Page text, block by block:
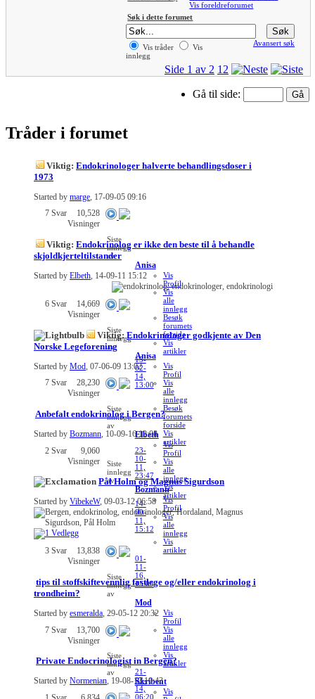
Vis foreldreforumet
Søk i dette forumet
Vis tråder
Vis
innlegg
Avansert søk
Side 1 av 2 1 2
Gå til side:
Tråder i forumet
Viktig: Endokrinologer halverte behandlingsdoser i
1973
Started by marge , 17-09-05 09:16
7 Svar
10,528
Visninger
Siste
innlegg
av
Anisa
Vis
Profil
Vis
alle
innlegg
Besøk
forumets
forside
Vis
artikler
15-
02-
14,
13:00
Viktig: Endokrinolog er ikke den beste til å behandle
skjoldkjerteltilstander
Started by Elbeth, 14-09-11 15:12
6 Svar
14,669
Visninger
Siste
innlegg
av
Anisa
Vis
Profil
Vis
alle
innlegg
Besøk
forumets
forside
Vis
artikler
23-
10-
11,
23:47
Viktig:Endokrinologer godkjente av Den
Norske Legeforening
Started by Mod , 07-06-09 13:02
7 Svar
28,230
Visninger
Siste
innlegg
av
Elbeth
Vis
Profil
Vis
alle
innlegg
Vis
artikler
14-
09-
11,
15:12
Anbefalt endokrinolog i Bergen?
Started by Bozmann, 10-09-16 12:08
2 Svar
9,060
Visninger
Siste
innlegg
av
Bozmann
Vis
Profil
Vis
alle
innlegg
Vis
artikler
01-
11-
16,
15:05
Pål Holm og Magnus Sigurdson
Started by VibekeW, 09-03-12 06:58
3 Svar
13,838
Visninger
Siste
innlegg
av
Mod
Vis
Profil
Vis
alle
innlegg
Vis
artikler
21-
03-
14,
06:20
tips til stoffskiftevennlig fastlege og/eller endokrinolog i
trondheim?
Started by esmeralda, 29-05-12 20:32
7 Svar
13,700
Visninger
Siste
innlegg
av
Skribent
Vis
Private Endocrinologist in Bergen?
Started by Normenian, 19-08-13 10:43